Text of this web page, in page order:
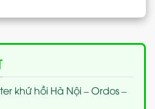
khứ hồi Hà Nội – Ordos –